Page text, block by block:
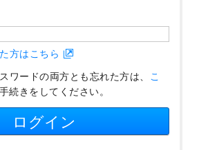
方はこちら
ワードの両方とも忘れた方は、 こ
続きをしてください。
ログイン